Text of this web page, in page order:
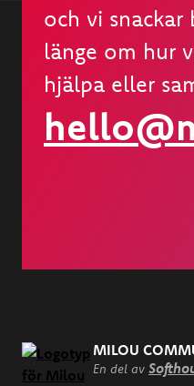
och vi snackar
länge om hur
hjälpa eller
MILOU
En del av